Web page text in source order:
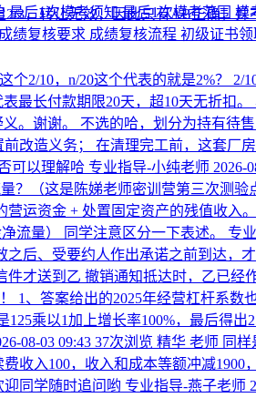
最后1次模考须知最后1次模考范围 模
成绩复核要求 成绩复核流程 初级证书
3，转让无效，因此只有AB正确，
2/10，n/20这个代表的就是2%？ 2/
最长付款期限20天，超10天无折扣
。谢谢。 不选的哈，划分为持有待
改造义务； 在清理完工前，这套厂
可以理解哈 专业指导-小纯老师 2026-
？（这是陈娣老师密训营第三次测验
运资金 + 处置固定资产的残值收入
流量） 同学注意区分一下表述。
专
后、受要约人作出承诺之前到达，
才送到乙 撤销通知抵达时，乙已
1、答案给出的2025年经营杠杆系数
乘以1加上增长率100%，最后得
08-03 09:43 37次浏览 精华 老师 同样
收入100，收入和成本等额冲减
同学随时追问哟 专业指导-燕子老师